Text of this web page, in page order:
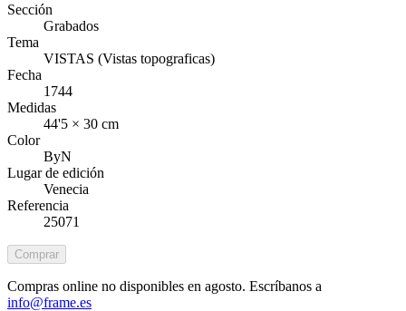
Sección
Grabados
Tema
VISTAS (Vistas topograficas)
Fecha
1744
Medidas
44'5 × 30 cm
Color
ByN
Lugar de edición
Venecia
Referencia
25071
Comprar
Compras online no disponibles en agosto. Escríbanos a
info@frame.es